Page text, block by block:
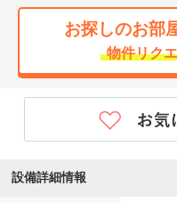
お探しのお部
物件リク
設備詳細情報